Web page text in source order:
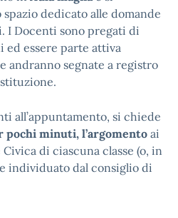
dedicato alle domande
I Docenti sono pregati di
ed essere parte attiva
andranno segnate a registro
all’appuntamento, si chiede
pochi minuti, l’argomento ai
di ciascuna classe (o, in
individuato dal consiglio di